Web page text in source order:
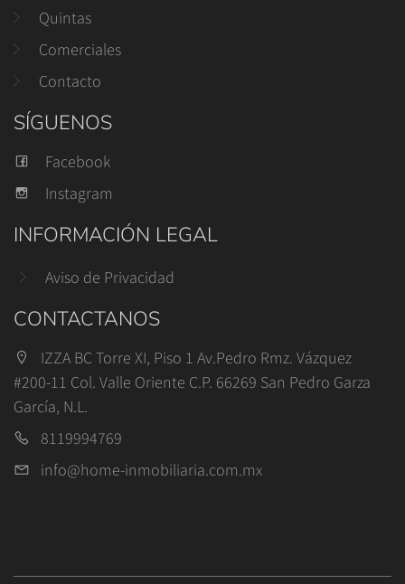
Quintas
Comerciales
Contacto
SÍGUENOS
Facebook
Instagram
INFORMACIÓN LEGAL
Aviso de Privacidad
CONTACTANOS
IZZA BC Torre XI, Piso 1 Av.Pedro Rmz. Vázquez
#200-11 Col. Valle Oriente C.P. 66269 San Pedro Garza
García, N.L.
8119994769
info@home-inmobiliaria.com.mx